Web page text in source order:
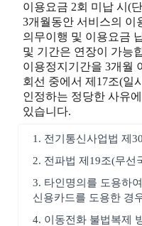
이용요금 2회 미납 시(
3개월동안 서비스의 이
의무이행 및 이용요금
및 기간은 연장이 가능
이용정지기간을 3개월
회선 중에서 제17조(일
인정하는 정당한 사유
있습니다.
1. 전기통신사업법 제
2. 전파법 제19조(무선
3. 타인명의를 도용하
신용카드를 도용한 경
4. 이동전화 불법복제